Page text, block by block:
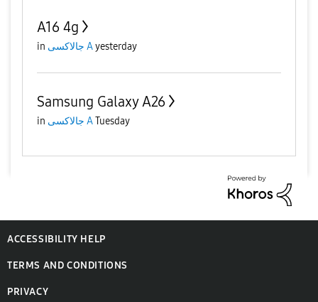
A16 4g
in جالاكسى Ayesterday
Samsung Galaxy A26
in جالاكسى ATuesday
ACCESSIBILITY HELP
TERMS AND CONDITIONS
PRIVACY